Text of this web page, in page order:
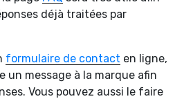
déjà traitées par
formulaire de contact en ligne,
un message à la marque afin
Vous pouvez aussi le faire